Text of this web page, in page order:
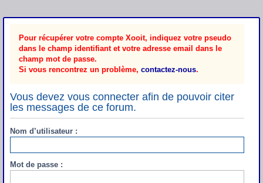
Pour récupérer votre compte Xooit, indiquez votre pseudo
dans le champ identifiant et votre adresse email dans le
champ mot de passe.
Si vous rencontrez un problème, contactez-nous.
Vous devez vous connecter afin de pouvoir citer
les messages de ce forum.
Nom d’utilisateur :
Mot de passe :